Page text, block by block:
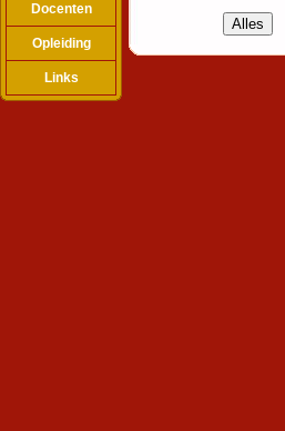
Docenten
Opleiding
Links